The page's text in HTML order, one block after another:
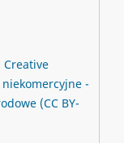
Creative
-
(CC BY-